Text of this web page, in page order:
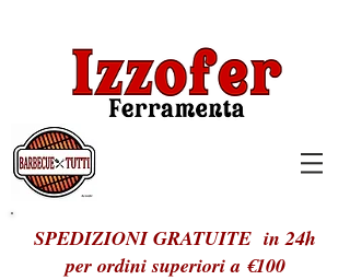
SPEDIZIONI GRATUITE in 24h
per ordini superiori a €100